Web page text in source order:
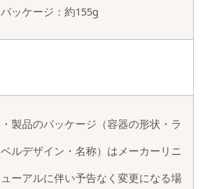
パッケージ：約155g
・製品のパッケージ（容器の形状・ラ
ベルデザイン・名称）はメーカーリニ
ューアルに伴い予告なく変更になる場